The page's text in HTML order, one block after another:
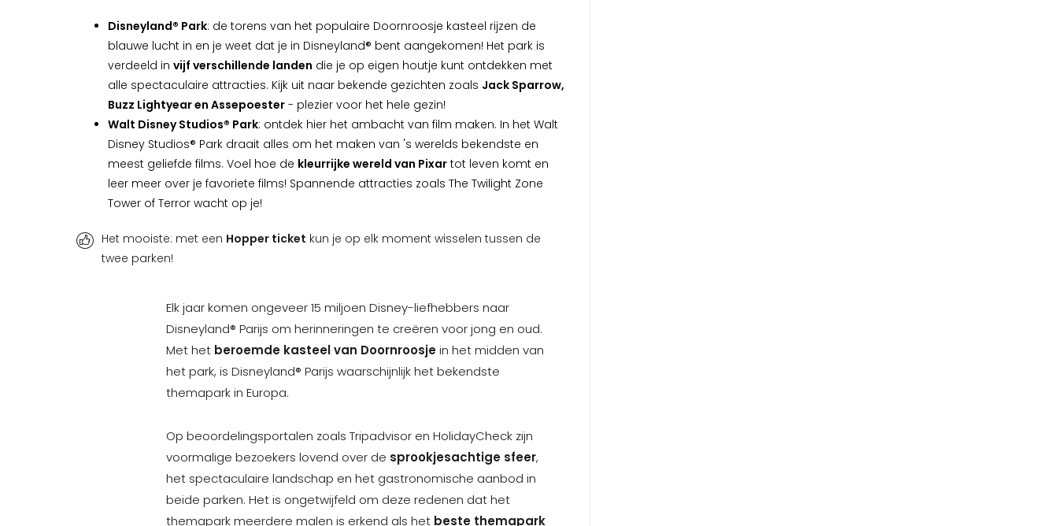
Disneyland® Park: de torens van het populaire Doornroosje kasteel rijzen de
blauwe lucht in en je weet dat je in Disneyland® bent aangekomen! Het park is
verdeeld in vijf verschillende landen die je op eigen houtje kunt ontdekken met
alle spectaculaire attracties. Kijk uit naar bekende gezichten zoals Jack Sparrow,
Buzz Lightyear en Assepoester - plezier voor het hele gezin!
Walt Disney Studios® Park: ontdek hier het ambacht van film maken. In het Walt
Disney Studios® Park draait alles om het maken van 's werelds bekendste en
meest geliefde films. Voel hoe de kleurrijke wereld van Pixar tot leven komt en
leer meer over je favoriete films! Spannende attracties zoals The Twilight Zone
Tower of Terror wacht op je!
Het mooiste: met een Hopper ticket kun je op elk moment wisselen tussen de
twee parken!
Elk jaar komen ongeveer 15 miljoen Disney-liefhebbers naar
Disneyland® Parijs om herinneringen te creëren voor jong en oud.
Met het beroemde kasteel van Doornroosjein het midden van
het park, is Disneyland® Parijs waarschijnlijk het bekendste
themapark in Europa.
Op beoordelingsportalen zoals Tripadvisor en HolidayCheck zijn
voormalige bezoekers lovend over de sprookjesachtige sfeer,
het spectaculaire landschap en het gastronomische aanbod in
beide parken. Het is ongetwijfeld om deze redenen dat het
themapark meerdere malen is erkend als het beste themapark